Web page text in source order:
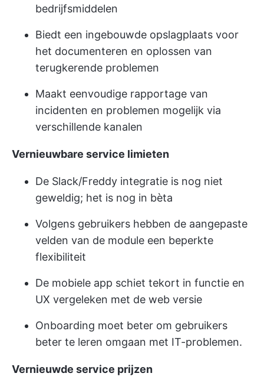
bedrijfsmiddelen
Biedt een ingebouwde opslagplaats voor
het documenteren en oplossen van
terugkerende problemen
Maakt eenvoudige rapportage van
incidenten en problemen mogelijk via
verschillende kanalen
Vernieuwbare service limieten
De Slack/Freddy integratie is nog niet
geweldig; het is nog in bèta
Volgens gebruikers hebben de aangepaste
velden van de module een beperkte
flexibiliteit
De mobiele app schiet tekort in functie en
UX vergeleken met de web versie
Onboarding moet beter om gebruikers
beter te leren omgaan met IT-problemen.
Vernieuwde service prijzen